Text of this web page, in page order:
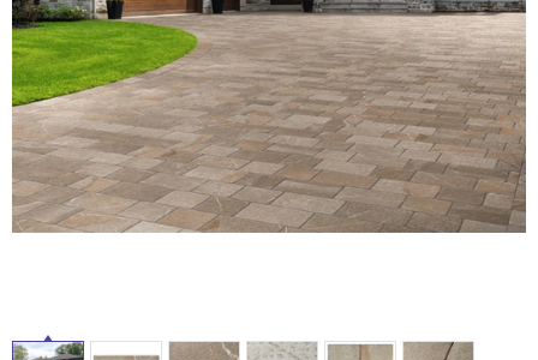
ロートアイアン 天然石・石材
メンテナンス・施工材 新商品
お役立ち情報 住まいのスタイリング
アイデア
ミラタップチャンネル
オンライン相談
タ
イ
ル
屋